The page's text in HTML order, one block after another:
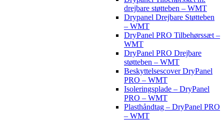
drejbare støtteben – WMT
Drypanel Drejbare Støtteben
– WMT
DryPanel PRO Tilbehørssæt –
WMT
DryPanel PRO Drejbare
støtteben – WMT
Beskyttelsescover DryPanel
PRO – WMT
Isoleringsplade – DryPanel
PRO – WMT
Plasthåndtag – DryPanel PRO
– WMT